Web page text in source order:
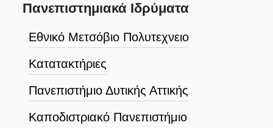
Πανεπιστημιακά Ιδρύματα
Εθνικό Μετσόβιο Πολυτεχνειο
Κατατακτήριες
Πανεπιστήμιο Δυτικής Αττικής
Καποδιστριακό Πανεπιστήμιο